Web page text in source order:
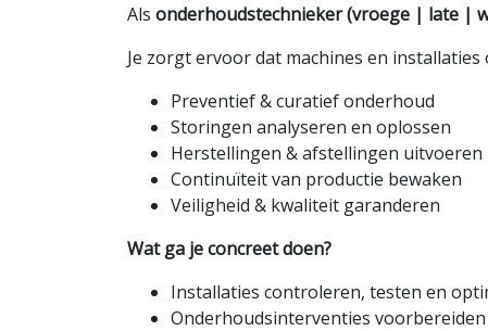
Als onderhoudstechnieker (vroege | late |
Je zorgt ervoor dat machines en
Preventief & curatief onderhoud
Storingen analyseren en oplossen
Herstellingen & afstellingen uitvoeren
Continuïteit van productie bewaken
Veiligheid & kwaliteit garanderen
Wat ga je concreet doen?
Installaties controleren, testen en
Onderhoudsinterventies